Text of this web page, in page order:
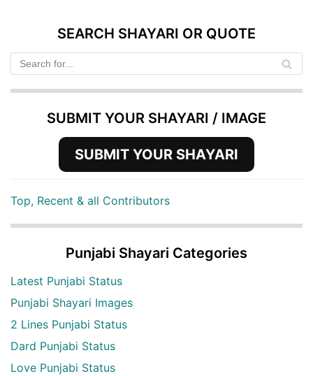
SEARCH SHAYARI OR QUOTE
SUBMIT YOUR SHAYARI / IMAGE
SUBMIT YOUR SHAYARI
Top, Recent & all Contributors
Punjabi Shayari Categories
Latest Punjabi Status
Punjabi Shayari Images
2 Lines Punjabi Status
Dard Punjabi Status
Love Punjabi Status